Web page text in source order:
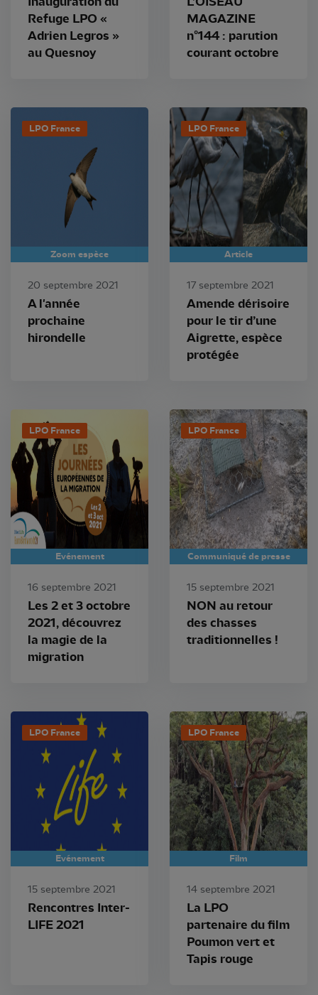
Refuge LPO «
Adrien Legros »
au Quesnoy
MAGAZINE
n°144 : parution
courant octobre
LPO France
Zoom espèce
20 septembre 2021
A l'année
prochaine
hirondelle
LPO France
Article
17 septembre 2021
Amende dérisoire
pour le tir d’une
Aigrette, espèce
protégée
LPO France
Evénement
16 septembre 2021
Les 2 et 3 octobre
2021, découvrez
la magie de la
migration
LPO France
Communiqué de presse
15 septembre 2021
NON au retour
des chasses
traditionnelles !
LPO France
Evénement
15 septembre 2021
Rencontres Inter-
LIFE 2021
LPO France
Film
14 septembre 2021
La LPO
partenaire du film
Poumon vert et
Tapis rouge